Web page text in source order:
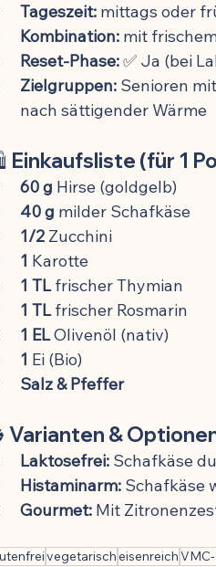
Tageszeit: mittags oder
Kombination: mit
Reset-Phase: ✅ Ja (bei
Zielgruppen: Senioren
nach sättigender Wärme
Einkaufsliste (für 1
60 g Hirse (goldgelb)
40 g milder Schafkäse
1/2 Zucchini
1 Karotte
1 TL frischer Thymian
1 TL frischer Rosmarin
1 EL Olivenöl (nativ)
1 Ei (Bio)
Salz & Pfeffer
Varianten &
Laktosefrei: Schafkäse
Histaminarm: Schafkäse
Gourmet: Mit
vegetarischeisenreich